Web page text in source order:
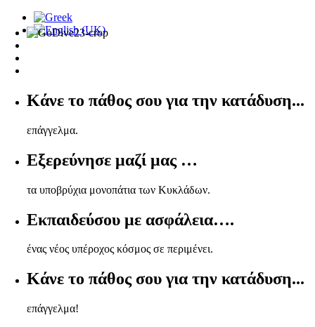
Κάνε το πάθος σου για την κατάδυση...
επάγγελμα.
Εξερεύνησε μαζί μας …
τα υποβρύχια μονοπάτια των Κυκλάδων.
Εκπαιδεύσου με ασφάλεια….
ένας νέος υπέροχος κόσμος σε περιμένει.
Κάνε το πάθος σου για την κατάδυση...
επάγγελμα!